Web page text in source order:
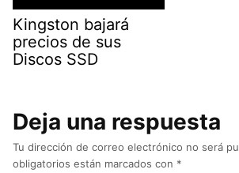
Kingston bajará
precios de sus
Discos SSD
Deja una respuesta
Tu dirección de correo electrónico no será
obligatorios están marcados con *